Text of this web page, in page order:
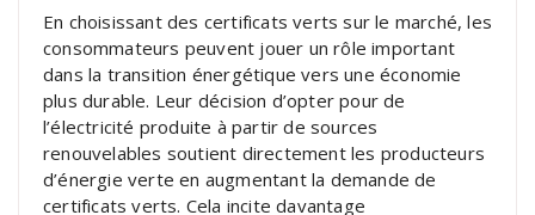
En choisissant des certificats verts sur le marché, les
consommateurs peuvent jouer un rôle important
dans la transition énergétique vers une économie
plus durable. Leur décision d’opter pour de
l’électricité produite à partir de sources
renouvelables soutient directement les producteurs
d’énergie verte en augmentant la demande de
certificats verts. Cela incite davantage